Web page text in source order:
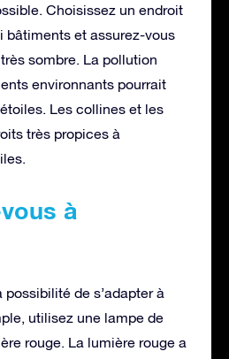
Choisissez un endroit
bâtiments et assurez-vous
sombre. La pollution
environnants pourrait
Les collines et les
très propices à
à
possibilité de s’adapter à
utilisez une lampe de
rouge. La lumière rouge a